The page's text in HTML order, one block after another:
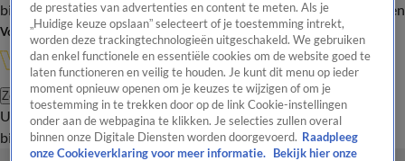
bijwonenPodcastShopVeelgestelde vragenKijkersvraag insturen
Volg Vandaag Inside
Zoeken
UitzendingenVandaag InsideDe OranjezomerShopUitzending
bijwonen
de prestaties van advertenties en content te meten. Als je
„Huidige keuze opslaan” selecteert of je toestemming intrekt,
worden deze trackingtechnologieën uitgeschakeld. We gebruiken
dan enkel functionele en essentiële cookies om de website goed te
laten functioneren en veilig te houden. Je kunt dit menu op ieder
moment opnieuw openen om je keuzes te wijzigen of om je
toestemming in te trekken door op de link Cookie-instellingen
onder aan de webpagina te klikken. Je selecties zullen overal
binnen onze Digitale Diensten worden doorgevoerd. Raadpleeg
onze Cookieverklaring voor meer informatie.
Bekijk hier onze